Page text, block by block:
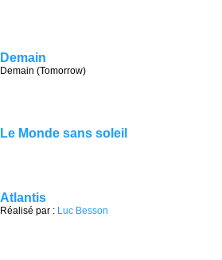
Demain
Demain (Tomorrow)
Le Monde sans soleil
Atlantis
Réalisé par : Luc Besson